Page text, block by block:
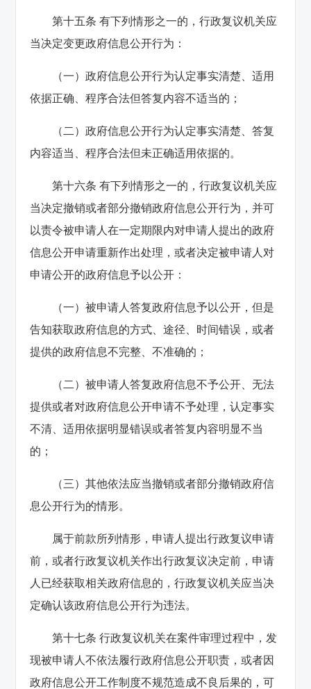
第十五条 有下列情形之一的，行政复议机关应
当决定变更政府信息公开行为：
（一）政府信息公开行为认定事实清楚、适用
依据正确、程序合法但答复内容不适当的；
（二）政府信息公开行为认定事实清楚、答复
内容适当、程序合法但未正确适用依据的。
第十六条 有下列情形之一的，行政复议机关应
当决定撤销或者部分撤销政府信息公开行为，并可
以责令被申请人在一定期限内对申请人提出的政府
信息公开申请重新作出处理，或者决定被申请人对
申请公开的政府信息予以公开：
（一）被申请人答复政府信息予以公开，但是
告知获取政府信息的方式、途径、时间错误，或者
提供的政府信息不完整、不准确的；
（二）被申请人答复政府信息不予公开、无法
提供或者对政府信息公开申请不予处理，认定事实
不清、适用依据明显错误或者答复内容明显不当
的；
（三）其他依法应当撤销或者部分撤销政府信
息公开行为的情形。
属于前款所列情形，申请人提出行政复议申请
前，或者行政复议机关作出行政复议决定前，申请
人已经获取相关政府信息的，行政复议机关应当决
定确认该政府信息公开行为违法。
第十七条 行政复议机关在案件审理过程中，发
现被申请人不依法履行政府信息公开职责，或者因
政府信息公开工作制度不规范造成不良后果的，可